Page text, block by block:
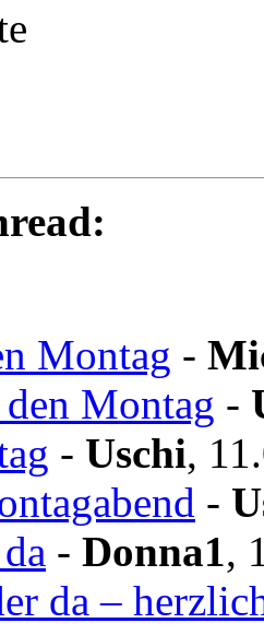
Montag -
Montag -
- Uschi,
-
- Donna1,
da –